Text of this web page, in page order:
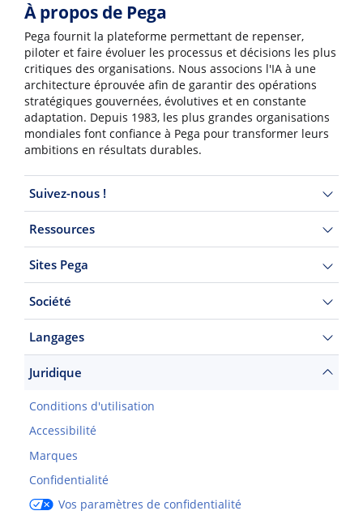
À propos de Pega
Pega fournit la plateforme permettant de repenser,
piloter et faire évoluer les processus et décisions les plus
critiques des organisations. Nous associons l'IA à une
architecture éprouvée afin de garantir des opérations
stratégiques gouvernées, évolutives et en constante
adaptation. Depuis 1983, les plus grandes organisations
mondiales font confiance à Pega pour transformer leurs
ambitions en résultats durables.
Suivez-nous !
Ressources
Sites Pega
Société
Langages
Juridique
Conditions d'utilisation
Accessibilité
Marques
Confidentialité
Vos paramètres de confidentialité